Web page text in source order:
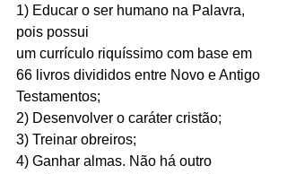
1) Educar o ser humano na Palavra,
pois possui
um currículo riquíssimo com base em
66 livros divididos entre Novo e Antigo
Testamentos;
2) Desenvolver o caráter cristão;
3) Treinar obreiros;
4) Ganhar almas. Não há outro